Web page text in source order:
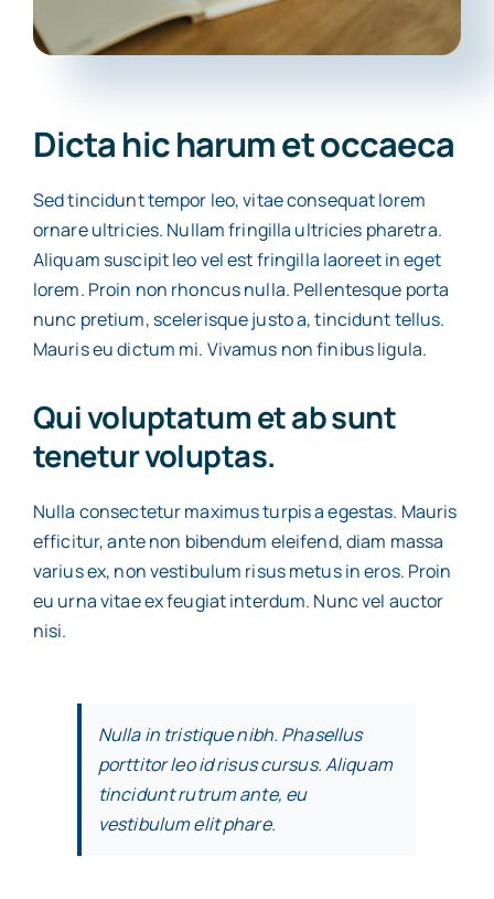
Dicta hic harum et occaeca
Sed tincidunt tempor leo, vitae consequat lorem
ornare ultricies. Nullam fringilla ultricies pharetra.
Aliquam suscipit leo vel est fringilla laoreet in eget
lorem. Proin non rhoncus nulla. Pellentesque porta
nunc pretium, scelerisque justo a, tincidunt tellus.
Mauris eu dictum mi. Vivamus non finibus ligula.
Qui voluptatum et ab sunt
tenetur voluptas.
Nulla consectetur maximus turpis a egestas. Mauris
efficitur, ante non bibendum eleifend, diam massa
varius ex, non vestibulum risus metus in eros. Proin
eu urna vitae ex feugiat interdum. Nunc vel auctor
nisi.
Nulla in tristique nibh. Phasellus
porttitor leo id risus cursus. Aliquam
tincidunt rutrum ante, eu
vestibulum elit phare.